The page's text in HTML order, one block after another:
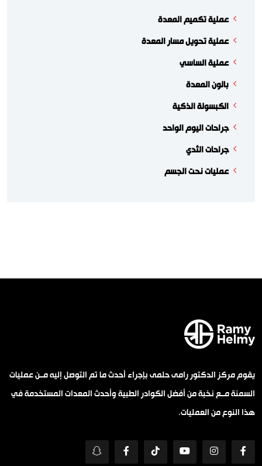
عملية تكميم المعدة
عملية تحويل مسار المعدة
عملية الساسي
بالون المعدة
الكبسولة الذكية
جراحات اليوم الواحد
جراحات الثدي
عمليات نحت الجسم
يقوم مركز الدكتور رامى حلمى بإجراء أحدث ما تم التوصل إليه مــن عمليات
السمنة مــع نخبة من أفضل الكوادر الطبية وأحدث المعدات المستخدمة في
هذا النوع من العمليات.